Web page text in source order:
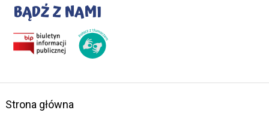
BĄDŹ Z NAMI
Strona główna